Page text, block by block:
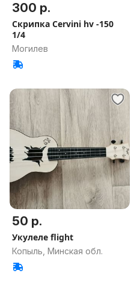
300 р.
Скрипка Cervini hv -150
1/4
Могилев
50 р.
Укулеле flight
Копыль, Минская обл.